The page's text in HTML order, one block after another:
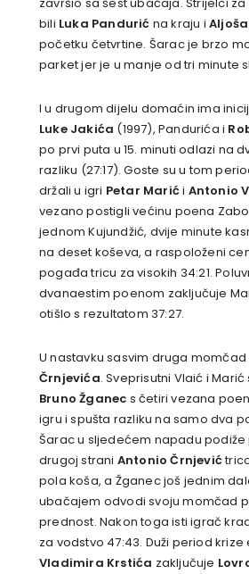
završio sa šest ubačaja. Strijelci
bili Luka Pandurić na kraju i
početku četvrtine. Šarac je brzo
parket jer je u manje od tri minute
I u drugom dijelu domaćin ima
Luke Jakića (1997), Pandurića i
po prvi puta u 15. minuti odlazi na
razliku (27:17). Goste su u tom
držali u igri Petar Marići Antonio
vezano postigli većinu poena
jednom Kujundžić, dvije minute
na deset koševa, a raspoloženi
pogađa tricu za visokih 34:21.
dvanaestim poenom zaključuje
otišlo s rezultatom 37:27.
U nastavku sasvim druga momčad
Črnjevića. Sveprisutni Vlaić i
Bruno Žganec s četiri vezana
igru i spušta razliku na samo dva
Šarac u sljedećem napadu podiže
drugoj strani Antonio Črnjević
pola koša, a Žganec još jednim
ubačajem odvodi svoju momčad
prednost. Nakon toga isti igrač
za vodstvo 47:43. Duži period
Vladimira Krstića zaključuje